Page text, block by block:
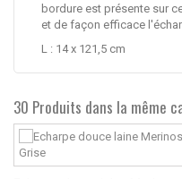
bordure est présente sur
et de façon efficace
L : 14 x 121,5 cm
30 Produits dans la même